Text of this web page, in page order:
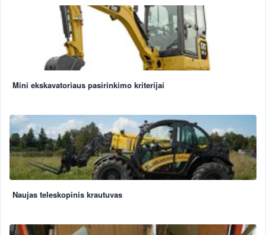
Mini ekskavatoriaus pasirinkimo kriterijai
Naujas teleskopinis krautuvas